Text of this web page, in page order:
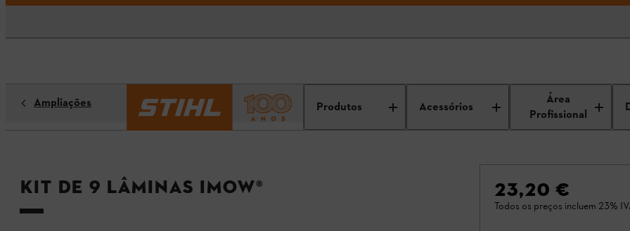
Produtos Acessórios
Área
Profissional
Ampliações
Kit de 9 lâminas iMOW® 23,20 €
Todos os preços incluem 23%